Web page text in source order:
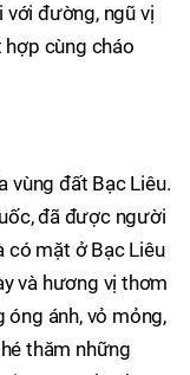
đường, ngũ vị
hợp cùng cháo
vùng đất Bạc Liêu.
đã được người
có mặt ở Bạc Liêu
và hương vị thơm
óng ánh, vỏ mỏng,
thăm những